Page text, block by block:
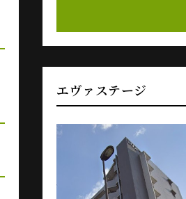
エヴァステージ